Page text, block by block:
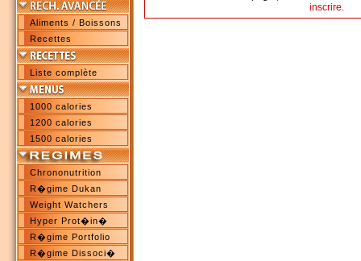
Aliments / Boissons
Recettes
Liste complète
1000 calories
1200 calories
1500 calories
Chrononutrition
R�gime Dukan
Weight Watchers
Hyper Prot�in�
R�gime Portfolio
R�gime Dissoci�
inscrire.